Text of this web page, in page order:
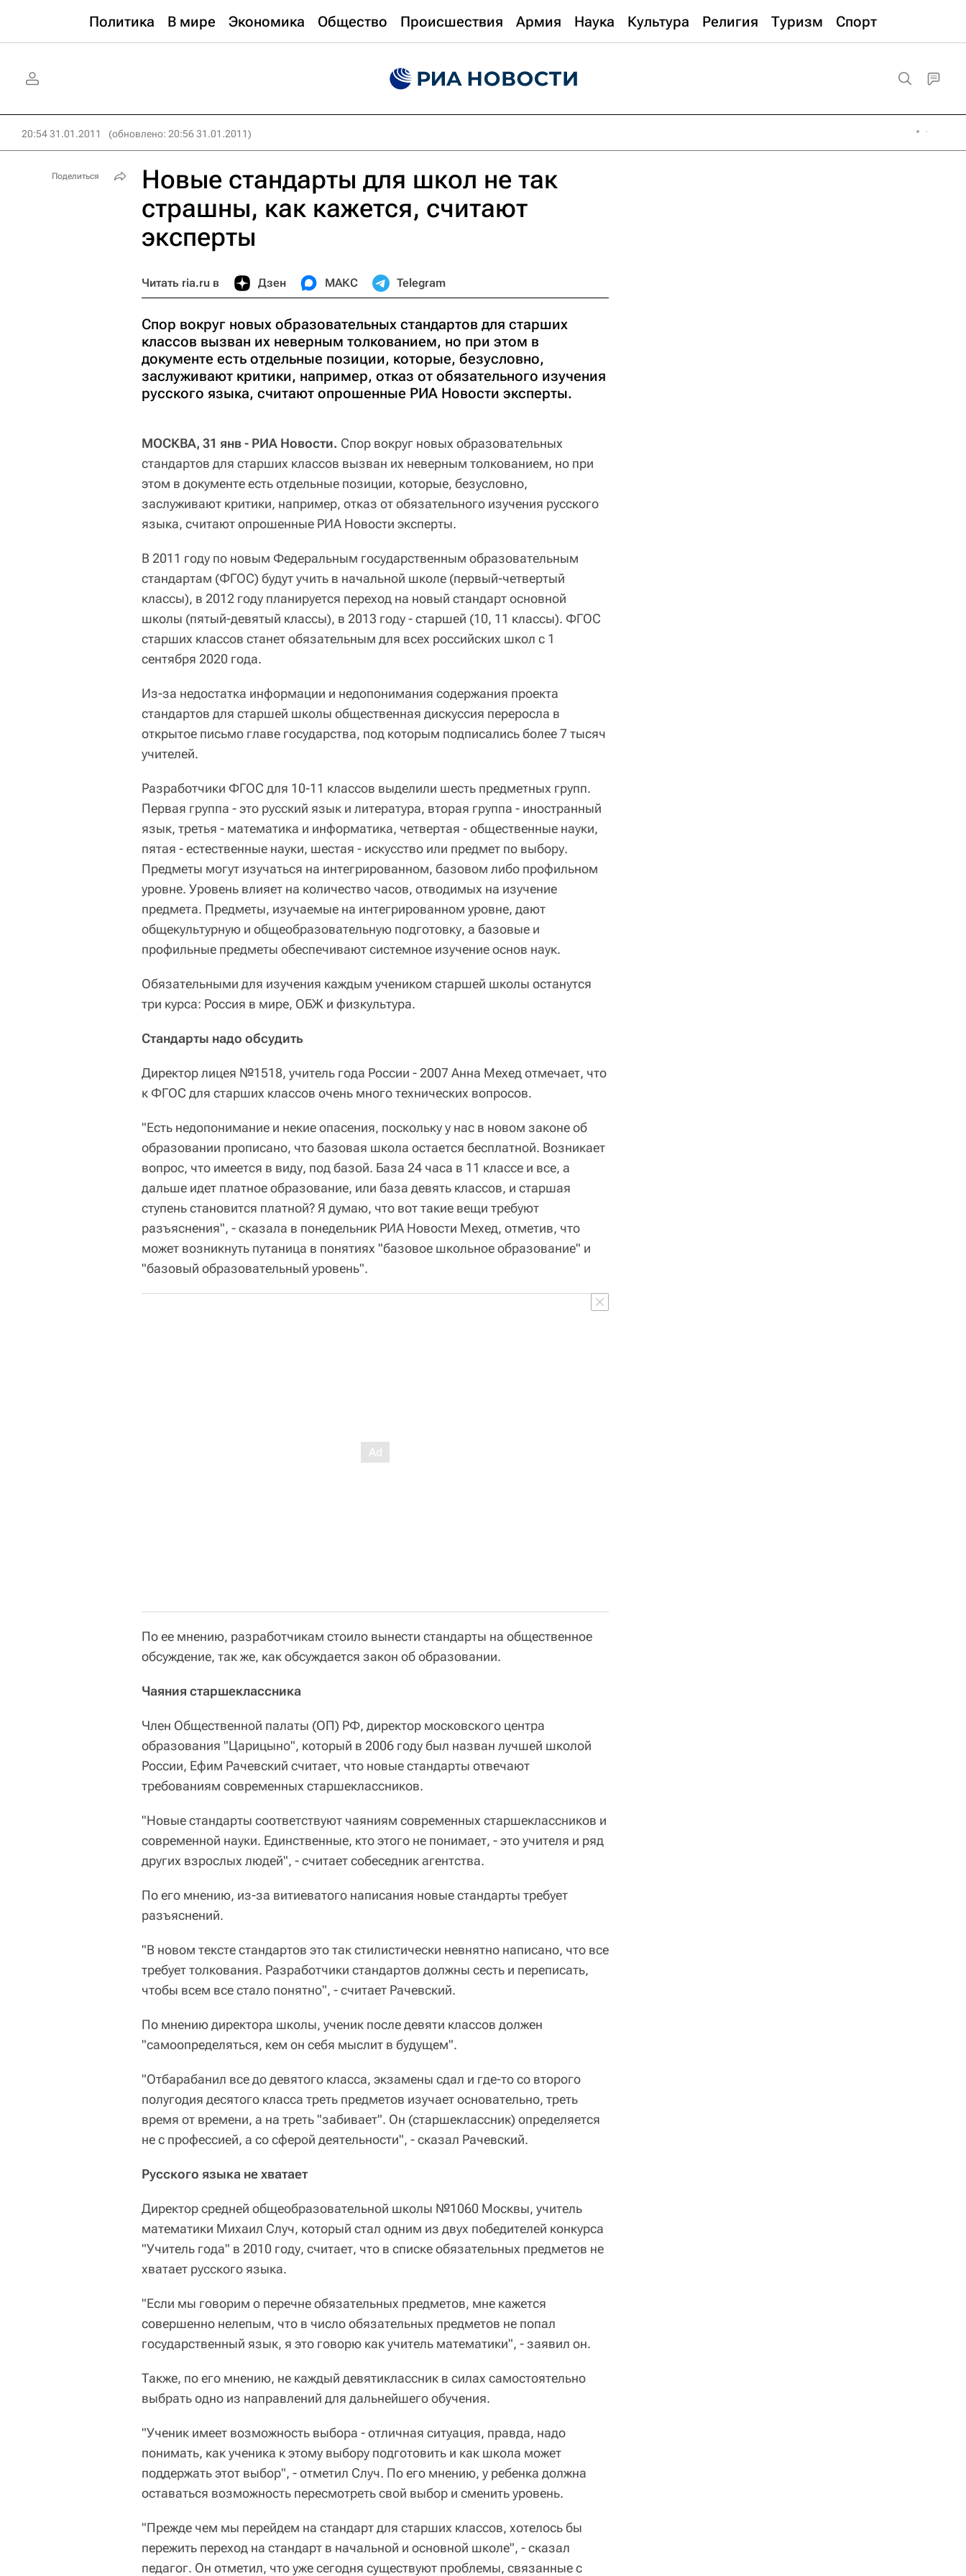
Политика В мире Экономика Общество Происшествия Армия Наука Культура Религия Туризм Спорт
20:54 31.01.2011 (обновлено: 20:56 31.01.2011)
Новые стандарты для школ не так
страшны, как кажется, считают
эксперты
Читать ria.ru в Дзен МАКС Telegram
Спор вокруг новых образовательных стандартов для старших
классов вызван их неверным толкованием, но при этом в
документе есть отдельные позиции, которые, безусловно,
заслуживают критики, например, отказ от обязательного изучения
русского языка, считают опрошенные РИА Новости эксперты.
МОСКВА, 31 янв - РИА Новости. Спор вокруг новых образовательных
стандартов для старших классов вызван их неверным толкованием, но при
этом в документе есть отдельные позиции, которые, безусловно,
заслуживают критики, например, отказ от обязательного изучения русского
языка, считают опрошенные РИА Новости эксперты.
В 2011 году по новым Федеральным государственным образовательным
стандартам (ФГОС) будут учить в начальной школе (первый-четвертый
классы), в 2012 году планируется переход на новый стандарт основной
школы (пятый-девятый классы), в 2013 году - старшей (10, 11 классы). ФГОС
старших классов станет обязательным для всех российских школ с 1
сентября 2020 года.
Из-за недостатка информации и недопонимания содержания проекта
стандартов для старшей школы общественная дискуссия переросла в
открытое письмо главе государства, под которым подписались более 7 тысяч
учителей.
Разработчики ФГОС для 10-11 классов выделили шесть предметных групп.
Первая группа - это русский язык и литература, вторая группа - иностранный
язык, третья - математика и информатика, четвертая - общественные науки,
пятая - естественные науки, шестая - искусство или предмет по выбору.
Предметы могут изучаться на интегрированном, базовом либо профильном
уровне. Уровень влияет на количество часов, отводимых на изучение
предмета. Предметы, изучаемые на интегрированном уровне, дают
общекультурную и общеобразовательную подготовку, а базовые и
профильные предметы обеспечивают системное изучение основ наук.
Обязательными для изучения каждым учеником старшей школы останутся
три курса: Россия в мире, ОБЖ и физкультура.
Стандарты надо обсудить
Директор лицея №1518, учитель года России - 2007 Анна Мехед отмечает, что
к ФГОС для старших классов очень много технических вопросов.
"Есть недопонимание и некие опасения, поскольку у нас в новом законе об
образовании прописано, что базовая школа остается бесплатной. Возникает
вопрос, что имеется в виду, под базой. База 24 часа в 11 классе и все, а
дальше идет платное образование, или база девять классов, и старшая
ступень становится платной? Я думаю, что вот такие вещи требуют
разъяснения", - сказала в понедельник РИА Новости Мехед, отметив, что
может возникнуть путаница в понятиях "базовое школьное образование" и
"базовый образовательный уровень".
По ее мнению, разработчикам стоило вынести стандарты на общественное
обсуждение, так же, как обсуждается закон об образовании.
Чаяния старшеклассника
Член Общественной палаты (ОП) РФ, директор московского центра
образования "Царицыно", который в 2006 году был назван лучшей школой
России, Ефим Рачевский считает, что новые стандарты отвечают
требованиям современных старшеклассников.
"Новые стандарты соответствуют чаяниям современных старшеклассников и
современной науки. Единственные, кто этого не понимает, - это учителя и ряд
других взрослых людей", - считает собеседник агентства.
По его мнению, из-за витиеватого написания новые стандарты требует
разъяснений.
"В новом тексте стандартов это так стилистически невнятно написано, что все
требует толкования. Разработчики стандартов должны сесть и переписать,
чтобы всем все стало понятно", - считает Рачевский.
По мнению директора школы, ученик после девяти классов должен
"самоопределяться, кем он себя мыслит в будущем".
"Отбарабанил все до девятого класса, экзамены сдал и где-то со второго
полугодия десятого класса треть предметов изучает основательно, треть
время от времени, а на треть "забивает". Он (старшеклассник) определяется
не с профессией, а со сферой деятельности", - сказал Рачевский.
Русского языка не хватает
Директор средней общеобразовательной школы №1060 Москвы, учитель
математики Михаил Случ, который стал одним из двух победителей конкурса
"Учитель года" в 2010 году, считает, что в списке обязательных предметов не
хватает русского языка.
"Если мы говорим о перечне обязательных предметов, мне кажется
совершенно нелепым, что в число обязательных предметов не попал
государственный язык, я это говорю как учитель математики", - заявил он.
Также, по его мнению, не каждый девятиклассник в силах самостоятельно
выбрать одно из направлений для дальнейшего обучения.
"Ученик имеет возможность выбора - отличная ситуация, правда, надо
понимать, как ученика к этому выбору подготовить и как школа может
поддержать этот выбор", - отметил Случ. По его мнению, у ребенка должна
оставаться возможность пересмотреть свой выбор и сменить уровень.
"Прежде чем мы перейдем на стандарт для старших классов, хотелось бы
пережить переход на стандарт в начальной и основной школе", - сказал
педагог. Он отметил, что уже сегодня существуют проблемы, связанные с
Поделиться